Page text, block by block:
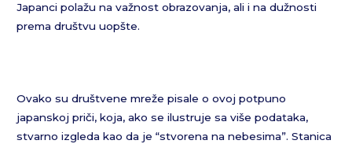
Japanci polažu na važnost obrazovanja, ali i na dužnosti
prema društvu uopšte.
Ovako su društvene mreže pisale o ovoj potpuno
japanskoj priči, koja, ako se ilustruje sa više podataka,
stvarno izgleda kao da je “stvorena na nebesima”. Stanica